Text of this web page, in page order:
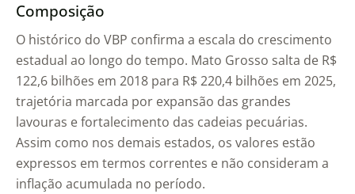
Composição
O histórico do VBP confirma a escala do crescimento
estadual ao longo do tempo. Mato Grosso salta de R$
122,6 bilhões em 2018 para R$ 220,4 bilhões em 2025,
trajetória marcada por expansão das grandes
lavouras e fortalecimento das cadeias pecuárias.
Assim como nos demais estados, os valores estão
expressos em termos correntes e não consideram a
inflação acumulada no período.